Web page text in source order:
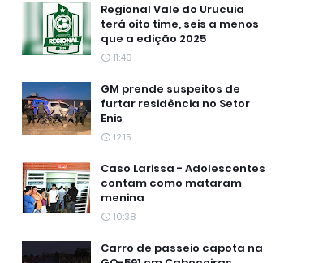
Regional Vale do Urucuia
terá oito time, seis a menos
que a edição 2025
11:49
GM prende suspeitos de
furtar residência no Setor
Enis
12:15
Caso Larissa - Adolescentes
contam como mataram
menina
10:38
Carro de passeio capota na